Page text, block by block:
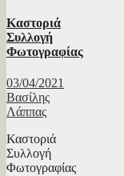
Καστοριά
Συλλογή
Φωτογραφίας
03/04/2021
Βασίλης
Λάππας
Καστοριά
Συλλογή
Φωτογραφίας